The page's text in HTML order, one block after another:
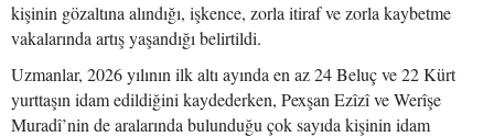
kişinin gözaltına alındığı, işkence, zorla itiraf ve zorla kaybetme
vakalarında artış yaşandığı belirtildi.
Uzmanlar, 2026 yılının ilk altı ayında en az 24 Beluç ve 22 Kürt
yurttaşın idam edildiğini kaydederken, Pexşan Ezîzî ve Werîşe
Muradî’nin de aralarında bulunduğu çok sayıda kişinin idam